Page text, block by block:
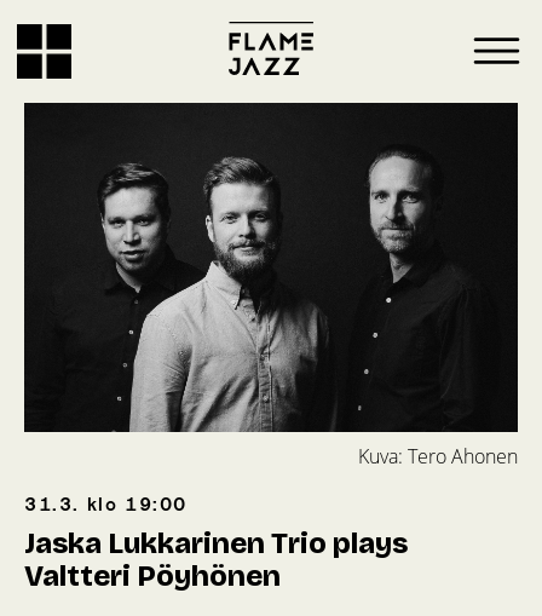
Kuva: Tero Ahonen
31.3. klo 19:00
Jaska Lukkarinen Trio plays
Valtteri Pöyhönen